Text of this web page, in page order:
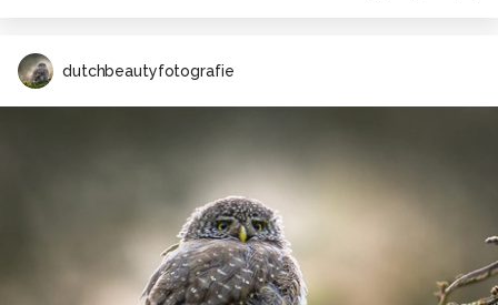
dutchbeautyfotografie